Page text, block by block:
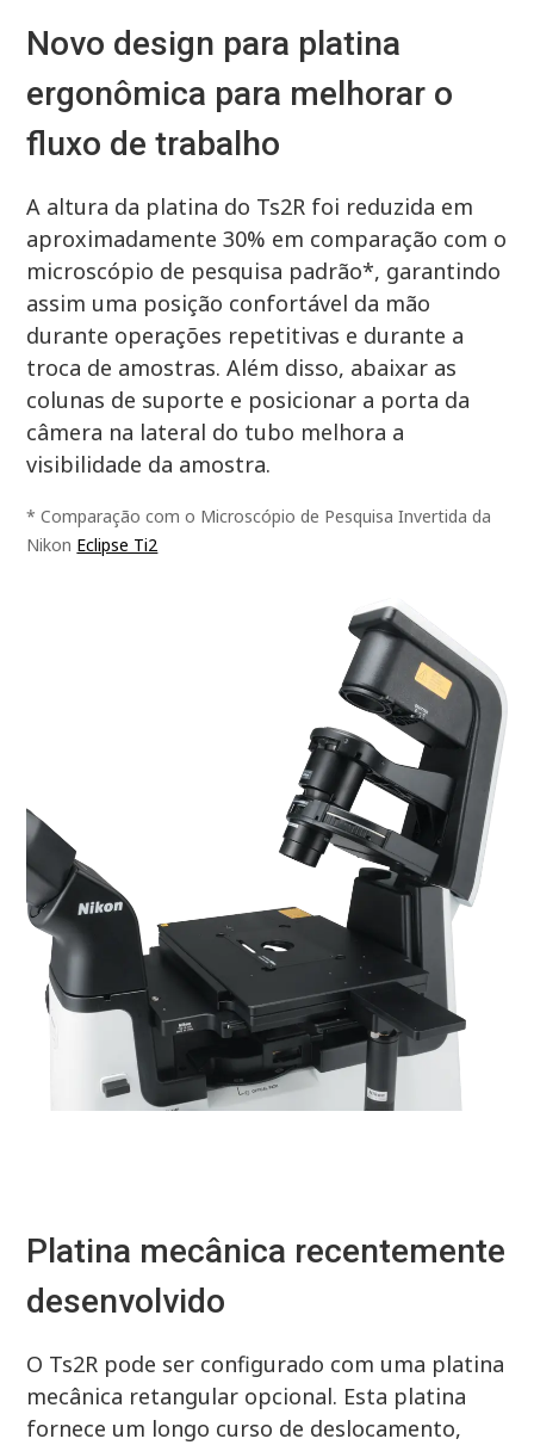
Novo design para platina
ergonômica para melhorar o
fluxo de trabalho
A altura da platina do Ts2R foi reduzida em
aproximadamente 30% em comparação com o
microscópio de pesquisa padrão*, garantindo
assim uma posição confortável da mão
durante operações repetitivas e durante a
troca de amostras. Além disso, abaixar as
colunas de suporte e posicionar a porta da
câmera na lateral do tubo melhora a
visibilidade da amostra.
* Comparação com o Microscópio de Pesquisa Invertida da
Nikon Eclipse Ti2
Platina mecânica recentemente
desenvolvido
O Ts2R pode ser configurado com uma platina
mecânica retangular opcional. Esta platina
fornece um longo curso de deslocamento,